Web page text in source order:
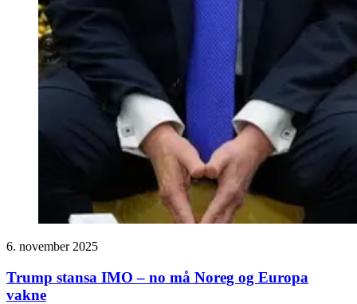
6. november 2025
Trump stansa IMO – no må Noreg og Europa
vakne